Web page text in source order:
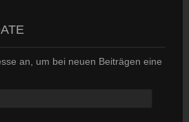
an, um bei neuen Beiträgen eine